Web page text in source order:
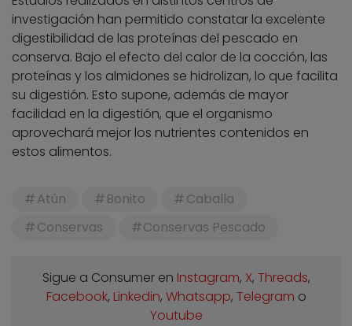
investigación han permitido constatar la excelente
digestibilidad de las proteínas del pescado en
conserva. Bajo el efecto del calor de la cocción, las
proteínas y los almidones se hidrolizan, lo que facilita
su digestión. Esto supone, además de mayor
facilidad en la digestión, que el organismo
aprovechará mejor los nutrientes contenidos en
estos alimentos.
Atún Bonito
Caballa
Conservas
Conservas Pescado
Sigue a Consumer en Instagram, X, Threads,
Facebook, Linkedin, Whatsapp, Telegram o
Youtube